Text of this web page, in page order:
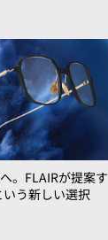
。FLAIRが提案す
う新しい選択